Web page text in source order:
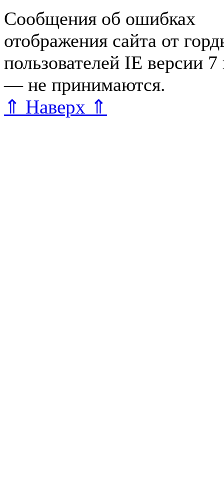
Сообщения об ошибках
отображения сайта от
пользователей IE версии
— не принимаются.
⇑ Наверх ⇑